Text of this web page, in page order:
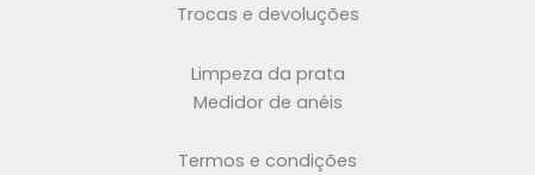
Trocas e devoluções
Limpeza da prata
Medidor de anéis
Termos e condições